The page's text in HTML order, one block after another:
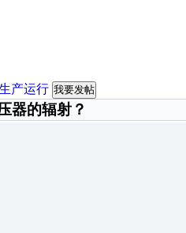
产运行 我要发帖
器的辐射？